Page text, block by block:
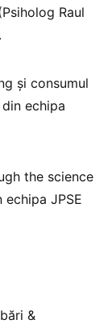
Raul
și consumul
echipa
the science
JPSE
&